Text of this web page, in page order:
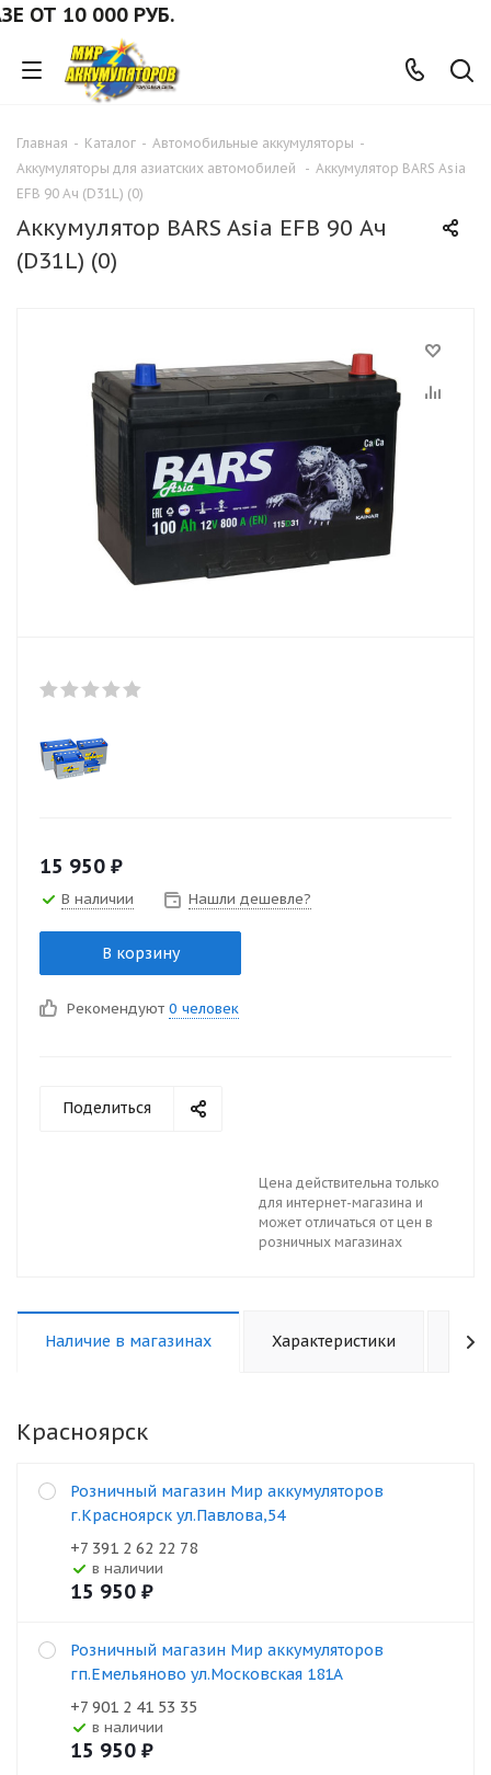
10 000 РУБ.
Главная - Каталог - Автомобильные аккумуляторы -
Аккумуляторы для азиатских автомобилей
- Аккумулятор BARS Asia
EFB 90 Ач (D31L) (0)
Аккумулятор BARS Asia EFB 90 Ач
(D31L) (0)
15 950 ₽
В наличии Нашли дешевле?
В корзину
Рекомендуют 0 человек
Поделиться
Цена действительна только
для интернет-магазина и
может отличаться от цен в
розничных магазинах
Наличие в магазинах Характеристики
Красноярск
Розничный магазин Мир аккумуляторов
г.Красноярск ул.Павлова,54
+7 391 2 62 22 78
В наличии
15 950 ₽
Розничный магазин Мир аккумуляторов
гп.Емельяново ул.Московская 181А
+7 901 2 41 53 35
В наличии
15 950 ₽